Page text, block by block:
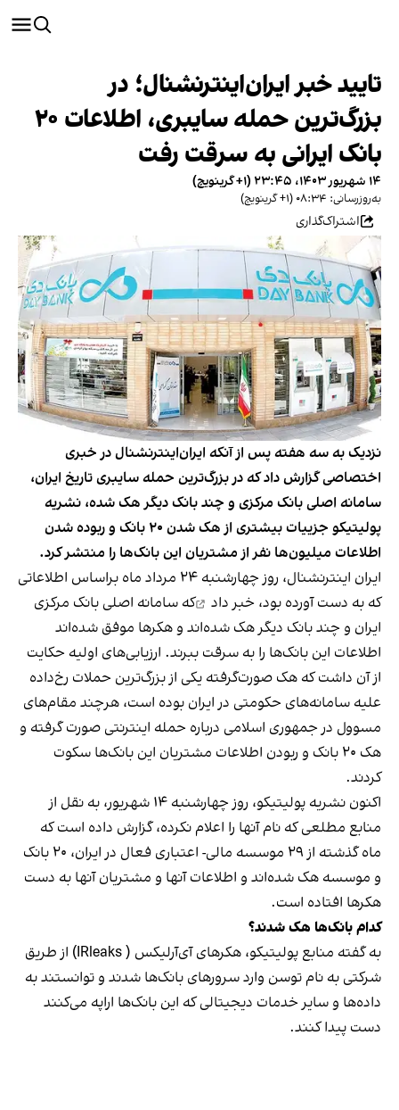
تایید خبر ایران‌اینترنشنال؛ در
بزرگ‌ترین حمله سایبری، اطلاعات ۲۰
بانک ایرانی به سرقت رفت
۱۴ شهریور ۱۴۰۳، ۲۳:۴۵ (‎+۱ گرینویچ)
به‌روزرسانی: ۰۸:۳۴ (‎+۱ گرینویچ)
اشتراک‌گذاری
نزدیک به سه هفته پس از آنکه ایران‌اینترنشنال در خبری
اختصاصی گزارش داد که در بزرگ‌ترین حمله سایبری تاریخ ایران،
سامانه‌ اصلی بانک مرکزی و چند بانک دیگر هک شده‌، نشریه
پولیتیکو جزییات بیشتری از هک شدن ۲۰ بانک و ربوده شدن
اطلاعات میلیون‌ها نفر از مشتریان این بانک‌ها را منتشر کرد.
ایران اینترنشنال، روز چهارشنبه ۲۴ مرداد ماه براساس اطلاعاتی
که به دست آورده بود، خبر داد
که سامانه‌ اصلی بانک مرکزی
ایران و چند بانک دیگر هک شده‌اند و هکرها موفق شده‌اند
اطلاعات این بانک‌ها را به سرقت ببرند. ارزیابی‌های اولیه حکایت
از آن داشت که هک صورت‌گرفته یکی از بزرگ‌ترین حملات رخ‌داده
علیه سامانه‌های حکومتی در ایران بوده است، هرچند مقام‌های
مسوول در جمهوری اسلامی درباره حمله اینترنتی صورت گرفته و
هک ۲۰ بانک و ربودن اطلاعات مشتریان این بانک‌ها سکوت
کردند.
اکنون نشریه پولیتیکو، روز چهارشنبه ۱۴ شهریور، به نقل از
منابع مطلعی که نام آنها را اعلام نکرده،گزارش داده استکه
ماه گذشته از ۲۹ موسسه مالی- اعتباری فعال در ایران،‌ ۲۰ بانک
و موسسه هک شده‌اند و اطلاعات آنها و مشتریان آنها به دست
هکرها افتاده است.
کدام بانک‌ها هک شدند؟
به گفته منابع پولیتیکو،‌ هکرهای آی‌آرلیکس ( IRleaks) از طریق
شرکتی به نام توسن وارد سرورهای بانک‌ها شدند و توانستند به
داده‌ها و سایر خدمات دیجیتالی که این بانک‌ها اراپه می‌کنند
دست پیدا کنند.